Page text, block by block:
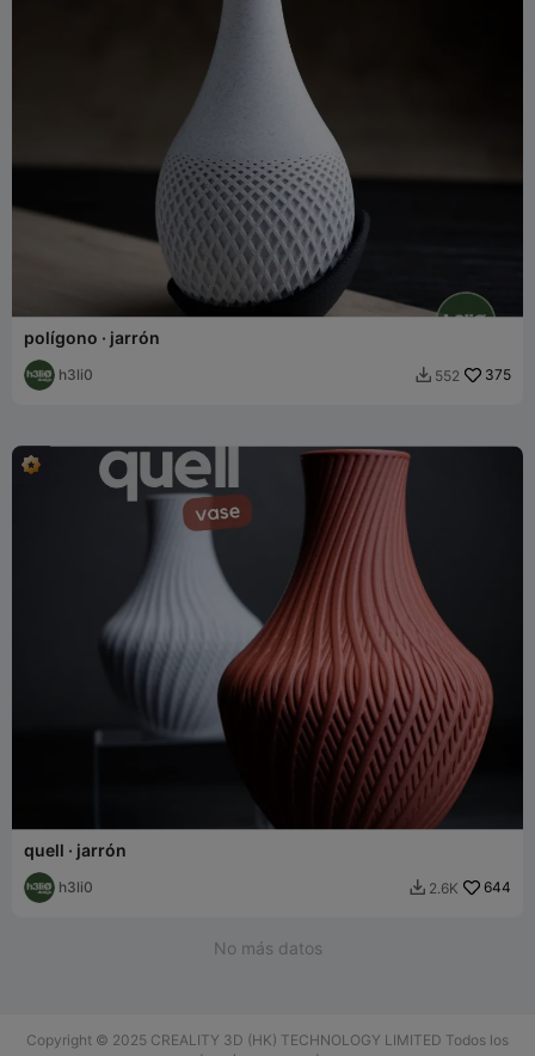
polígono · jarrón
h3li0  552 375
quell · jarrón
h3li0  2.6K 644
No más datos
Copyright © 2025 CREALITY 3D (HK) TECHNOLOGY LIMITED Todos los